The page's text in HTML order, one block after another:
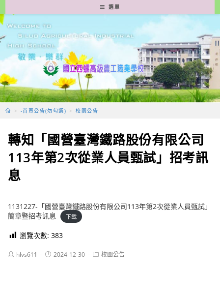
轉
至
要
容
選單
> -首頁公告(勿勾選) > 校園公告
轉知「國營臺灣鐵路股份有限公司
113年第2次從業人員甄試」招考訊
息
1131227-「國營臺灣鐵路股份有限公司113年第2次從業人員甄試」
簡章暨招考訊息
下載
瀏覽次數: 383
Posthlvs611
Post2024-12-30
Post校園公告